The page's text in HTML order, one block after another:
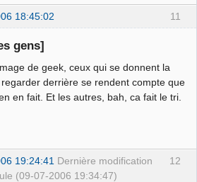
11
18:45:02
gens]
de geek, ceux qui se donnent la
derrière se rendent compte que
en fait. Et les autres, bah, ca fait le tri.
12
19:24:41 Dernière modification
(09-07-2006 19:34:47)